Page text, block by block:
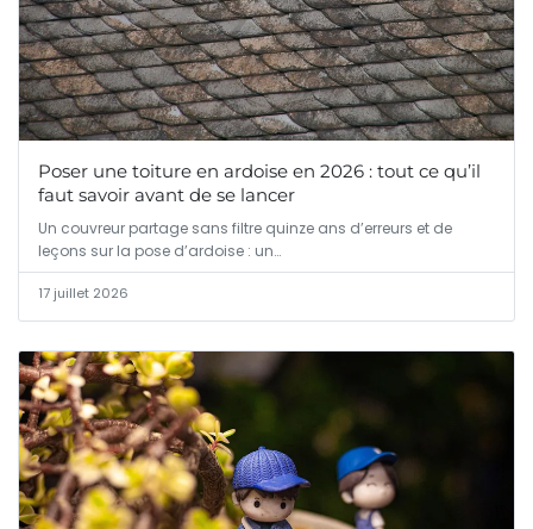
Poser une toiture en ardoise en 2026 : tout ce qu’il
faut savoir avant de se lancer
Un couvreur partage sans filtre quinze ans d’erreurs et de
leçons sur la pose d’ardoise : un…
17 juillet 2026